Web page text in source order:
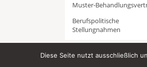
Muster-
Berufspolitische
Stellungnahmen
Diese Seite nutzt ausschließlich